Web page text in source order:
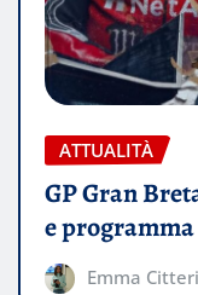
ATTUALITÀ
GP Gran
e
Emma